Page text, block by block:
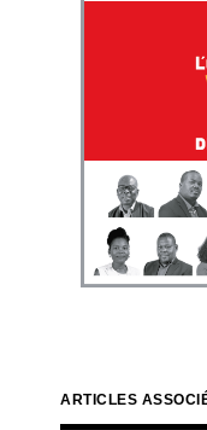
ARTICLES